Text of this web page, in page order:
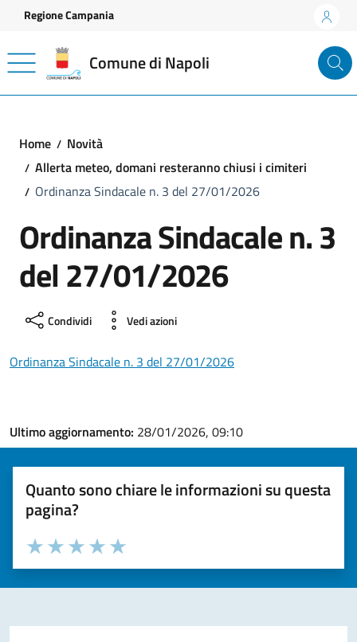
Vai ai contenuti
Vai al footer
Regione Campania
Comune di Napoli
Home
Novità
Allerta meteo, domani resteranno chiusi i cimiteri
Ordinanza Sindacale n. 3 del 27/01/2026
Ordinanza Sindacale n. 3
del 27/01/2026
Condividi Vedi azioni
Ordinanza Sindacale n. 3 del 27/01/2026
Ultimo aggiornamento: 28/01/2026, 09:10
Quanto sono chiare le informazioni su questa
pagina?
Valuta la chiarezza delle informazioni (da 1 a 5 stelle)
Seleziona il numero di stelle per valutare la chiarezza delle
Valuta 5 stelle su 5
Valuta 4 stelle su 5
Valuta 3 stelle su 5
Valuta 2 stelle su 5
Valuta 1 stelle su 5